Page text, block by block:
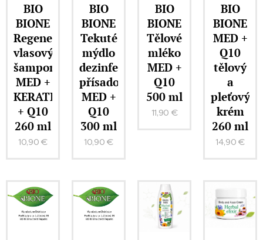
BIO
BIONE
Regenerační
vlasový
šampon
MED +
KERATIN
+ Q10
260 ml
10,90 €
BIO
BIONE
Tekuté
mýdlo
dezinfekční
přísadou
MED +
Q10
300 ml
10,90 €
BIO
BIONE
Tělové
mléko
MED +
Q10
500 ml
11,90 €
BIO
BIONE
MED +
Q10
tělový
a
pleťový
krém
260 ml
14,90 €